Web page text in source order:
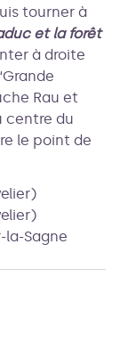
tourner à
et la forêt
à droite
Rau et
centre du
le point de
la-Sagne